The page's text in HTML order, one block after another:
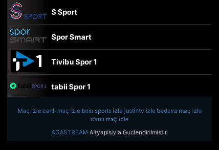
S Sport
Spor Smart
Tivibu Spor 1
tabii Spor 1
TRT Spor
beIN Sports Haber
Maç izle canlı maç izle bein sports izle justintv izle bedava maç izle
canlı maç izle
AGASTREAM Altyapisiyla Guclendirilmistir.